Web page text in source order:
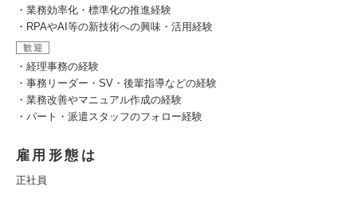
・業務効率化・標準化の推進経験
・RPAやAI等の新技術への興味・活用経験
歓迎
・経理事務の経験
・事務リーダー・SV・後輩指導などの経験
・業務改善やマニュアル作成の経験
・パート・派遣スタッフのフォロー経験
雇用形態は
正社員